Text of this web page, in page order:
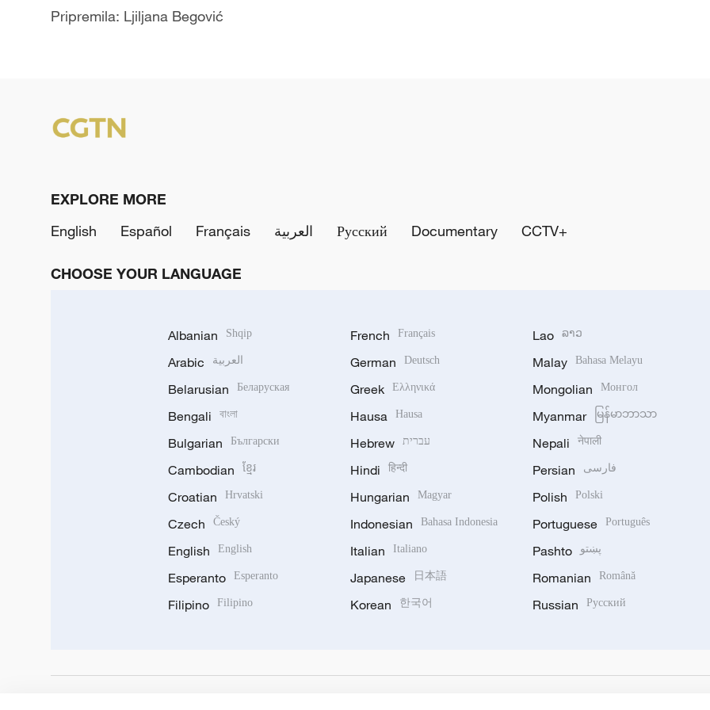
Pripremila: Ljiljana Begović
EXPLORE MORE
English
Español Français العربية Русский Documentary CCTV+
CHOOSE YOUR LANGUAGE
Albanian Shqip
Arabic العربية
Belarusian Беларуская
Bengali বাংলা
Bulgarian Български
Cambodian ខ្មែរ
Croatian Hrvatski
Czech Český
English English
Esperanto Esperanto
Filipino Filipino
French Français
German Deutsch
Greek Ελληνικά
Hausa Hausa
Hebrew עברית
Hindi हिन्दी
Hungarian Magyar
Indonesian Bahasa Indonesia
Italian Italiano
Japanese 日本語
Korean 한국어
Lao ລາວ
Malay Bahasa Melayu
Mongolian Монгол
Myanmar မြန်မာဘာသာ
Nepali नेपाली
Persian فارسی
Polish Polski
Portuguese Português
Pashto پښتو
Romanian Română
Russian Русский